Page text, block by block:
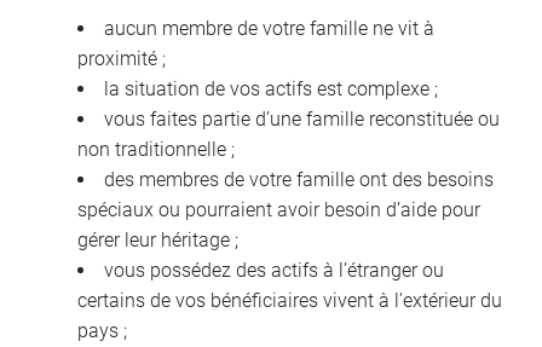
aucun membre de votre famille ne vit à
proximité ;
la situation de vos actifs est complexe ;
vous faites partie d’une famille reconstituée ou
non traditionnelle ;
des membres de votre famille ont des besoins
spéciaux ou pourraient avoir besoin d’aide pour
gérer leur héritage ;
vous possédez des actifs à l’étranger ou
certains de vos bénéficiaires vivent à l’extérieur du
pays ;